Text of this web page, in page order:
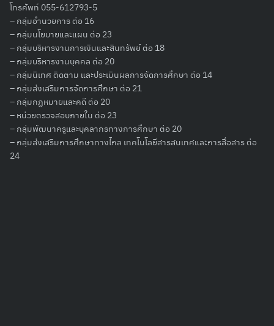
Search
for:
โทรศัพท์ 055-612793-5
– กลุ่มอำนวยการ ต่อ 16
– กลุ่มนโยบายและแผน ต่อ 23
– กลุ่มบริหารงานการเงินและสินทรัพย์ ต่อ 18
– กลุ่มบริหารงานบุคคล ต่อ 20
– กลุ่มนิเทศ ติดตาม และประเมินผลการจัดการศึกษา ต่อ 14
– กลุ่มส่งเสริมการจัดการศึกษา ต่อ 21
– กลุ่มกฏหมายและคดี ต่อ 20
– หน่วยตรวจสอบภายใน ต่อ 23
– กลุ่มพัฒนาครูและบุคลากรทางการศึกษา ต่อ 20
– กลุ่มส่งเสริมการศึกษาทางไกล เทคโนโลยีสารสนเทศและการสื่อสาร ต่อ
24